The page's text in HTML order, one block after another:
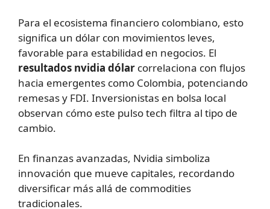
Para el ecosistema financiero colombiano, esto
significa un dólar con movimientos leves,
favorable para estabilidad en negocios. El
resultados nvidia dólar correlaciona con flujos
hacia emergentes como Colombia, potenciando
remesas y FDI. Inversionistas en bolsa local
observan cómo este pulso tech filtra al tipo de
cambio.
En finanzas avanzadas, Nvidia simboliza
innovación que mueve capitales, recordando
diversificar más allá de commodities
tradicionales.